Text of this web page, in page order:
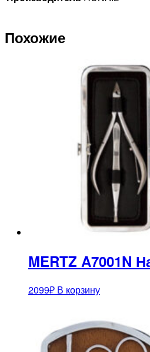
Похожие
MERTZ A7001N
2099₽ В корзину